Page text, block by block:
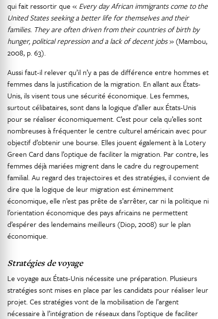
qui fait ressortir que « Every day African immigrants come to the
United States seeking a better life for themselves and their
families. They are often driven from their countries of birth by
hunger, political repression and a lack of decent jobs» (Mambou,
2008, p. 63).
Aussi faut-il relever qu’il n’y a pas de différence entre hommes et
femmes dans la justification de la migration. En allant aux États-
Unis, ils visent tous une sécurité économique. Les femmes,
surtout célibataires, sont dans la logique d’aller aux États-Unis
pour se réaliser économiquement. C’est pour cela qu’elles sont
nombreuses à fréquenter le centre culturel américain avec pour
objectif d’obtenir une bourse. Elles jouent également à la Lotery
Green Card dans l’optique de faciliter la migration. Par contre, les
femmes déjà mariées migrent dans le cadre du regroupement
familial. Au regard des trajectoires et des stratégies, il convient de
dire que la logique de leur migration est éminemment
économique, elle n’est pas prête de s’arrêter, car ni la politique ni
l’orientation économique des pays africains ne permettent
d’espérer des lendemains meilleurs (Diop, 2008) sur le plan
économique.
Stratégies de voyage
Le voyage aux États-Unis nécessite une préparation. Plusieurs
stratégies sont mises en place par les candidats pour réaliser leur
projet. Ces stratégies vont de la mobilisation de l’argent
nécessaire à l’intégration de réseaux dans l’optique de faciliter